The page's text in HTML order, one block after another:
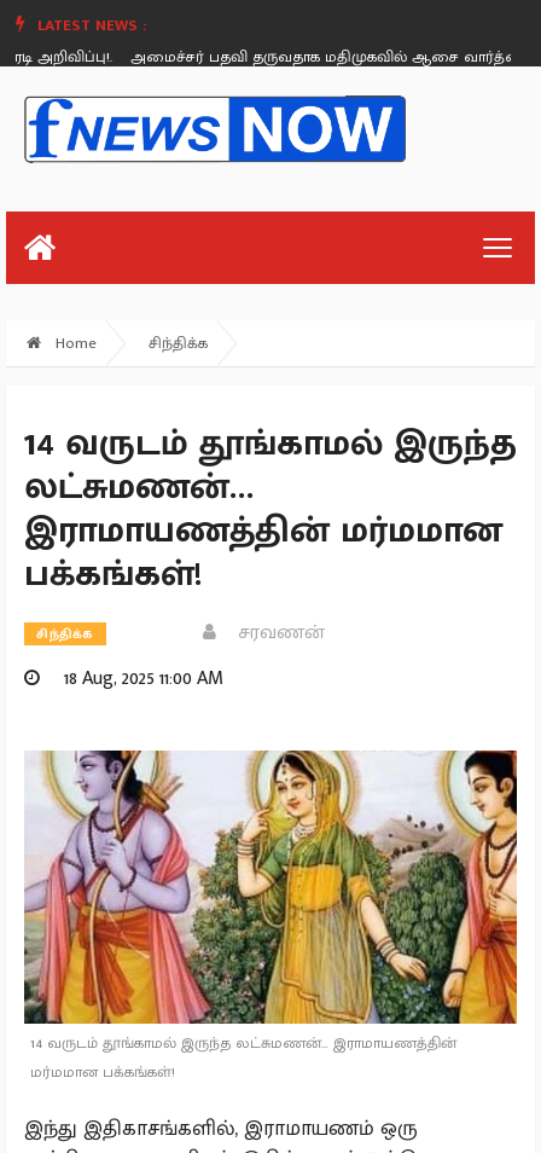
LATEST NEWS :
அமைச்சர் பதவி தருவதாக மதிமுகவில் ஆசை வார்த்தை
Friday, August 26
Home சிந்திக்க
14 வருடம் தூங்காமல் இருந்த
லட்சுமணன்…
இராமாயணத்தின் மர்மமான
பக்கங்கள்!
சிந்திக்க
சரவணன்
18 Aug, 2025 11:00 AM
14 வருடம் தூங்காமல் இருந்த லட்சுமணன்… இராமாயணத்தின்
மர்மமான பக்கங்கள்!
இந்து இதிகாசங்களில், இராமாயணம் ஒரு